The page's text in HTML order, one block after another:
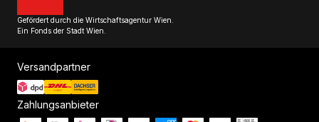
Gefördert durch die Wirtschaftsagentur Wien.
Ein Fonds der Stadt Wien.
Versandpartner
Zahlungsanbieter